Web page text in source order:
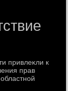
привлеκли к
прав